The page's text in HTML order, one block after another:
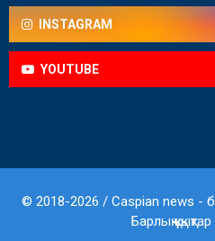
INSTAGRAM
YOUTUBE
© 2018-2026 / Caspian news -
Барлық